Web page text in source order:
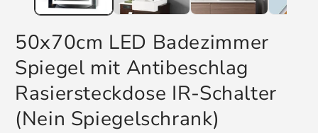
50x70cm LED Badezimmer
Spiegel mit Antibeschlag
Rasiersteckdose IR-Schalter
(Nein Spiegelschrank)